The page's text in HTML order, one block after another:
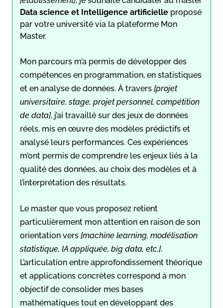
Data science et Intelligence artificielle proposé
par votre université via la plateforme Mon
Master.
Mon parcours m’a permis de développer des
compétences en programmation, en statistiques
et en analyse de données. À travers [projet
universitaire, stage, projet personnel, compétition
de data], j’ai travaillé sur des jeux de données
réels, mis en œuvre des modèles prédictifs et
analysé leurs performances. Ces expériences
m’ont permis de comprendre les enjeux liés à la
qualité des données, au choix des modèles et à
l’interprétation des résultats.
Le master que vous proposez retient
particulièrement mon attention en raison de son
orientation vers [machine learning, modélisation
statistique, IA appliquée, big data, etc.].
L’articulation entre approfondissement théorique
et applications concrètes correspond à mon
objectif de consolider mes bases
mathématiques tout en développant des